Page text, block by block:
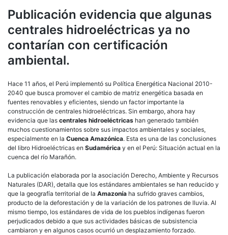
Publicación evidencia que algunas
centrales hidroeléctricas ya no
contarían con certificación
ambiental.
Hace 11 años, el Perú implementó su Política Energética Nacional 2010-
2040 que busca promover el cambio de matriz energética basada en
fuentes renovables y eficientes, siendo un factor importante la
construcción de centrales hidroeléctricas. Sin embargo, ahora hay
evidencia que las centrales hidroeléctricas han generado también
muchos cuestionamientos sobre sus impactos ambientales y sociales,
especialmente en la Cuenca Amazónica. Esta es una de las conclusiones
del libro Hidroeléctricas en Sudamérica y en el Perú: Situación actual en la
cuenca del río Marañón.
La publicación elaborada por la asociación Derecho, Ambiente y Recursos
Naturales (DAR), detalla que los estándares ambientales se han reducido y
que la geografía territorial de la Amazonía ha sufrido graves cambios,
producto de la deforestación y de la variación de los patrones de lluvia. Al
mismo tiempo, los estándares de vida de los pueblos indígenas fueron
perjudicados debido a que sus actividades básicas de subsistencia
cambiaron y en algunos casos ocurrió un desplazamiento forzado.